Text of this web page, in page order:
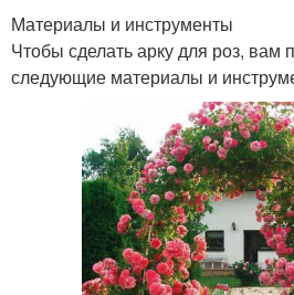
Материалы и инструменты
Чтобы сделать арку для роз, вам
следующие материалы и